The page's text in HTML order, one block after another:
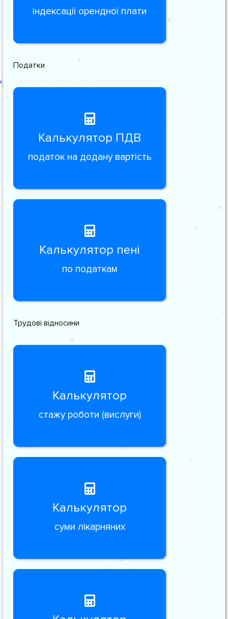
індексації орендної плати
Податки
Калькулятор ПДВ
податок на додану вартість
Калькулятор пені
по податкам
Трудові відносини
Калькулятор
стажу роботи (вислуги)
Калькулятор
суми лікарняних